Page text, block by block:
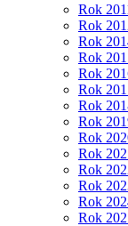
Rok
Rok
Rok
Rok
Rok
Rok
Rok
Rok
Rok
Rok
Rok
Rok
Rok
Rok